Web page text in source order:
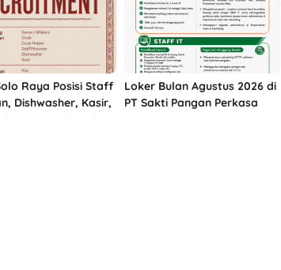
Raya Posisi Staff
Dishwasher, Kasir,
Haji Mahmud
Loker Bulan Agustus 2026 di
PT Sakti Pangan Perkasa